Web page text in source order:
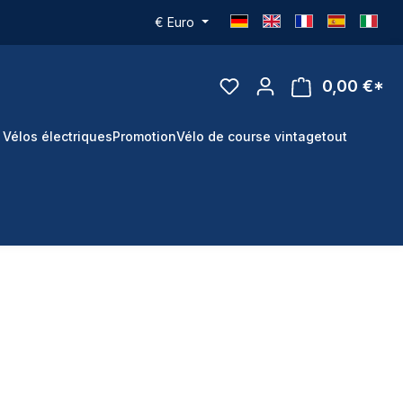
€ Euro
0,00 €*
électriquesPromotionVélo de course vintagetout